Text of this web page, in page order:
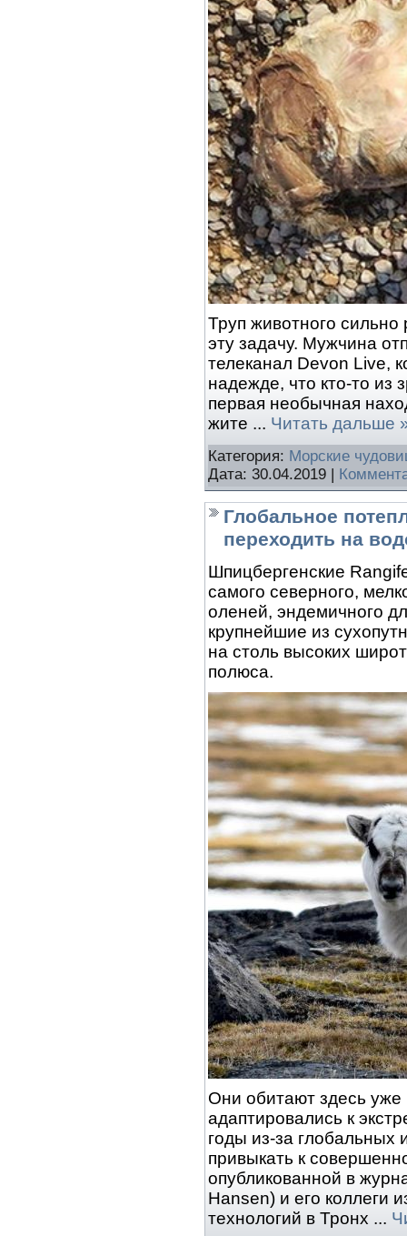
Труп животного
эту задачу. Мужчина
телеканал Devon Live,
надежде, что кто-то из
первая необычная
жите ... Читать дальше
Категория: Морские
Дата: 30.04.2019
Глобальное
переходить на
Шпицбергенские
самого северного,
оленей, эндемичного
крупнейшие из
на столь высоких
полюса.
Они обитают здесь уже
адаптировались к
годы из-за глобальных
привыкать к
опубликованной в
Hansen) и его коллеги
технологий в Тронх ...